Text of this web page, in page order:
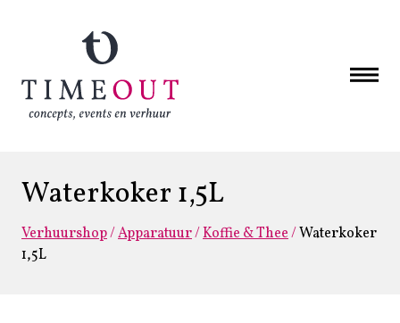
Waterkoker 1,5L
Verhuurshop/Apparatuur/Koffie & Thee/Waterkoker
1,5L